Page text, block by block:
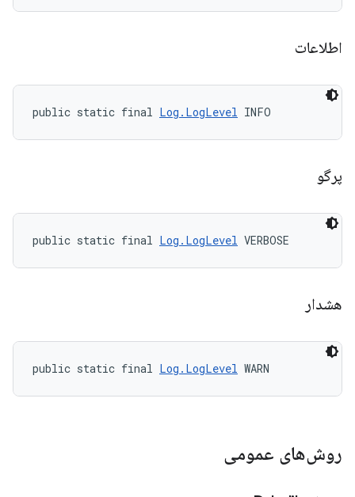
اطلاعات
public static final Log.LogLevel INFO
پرگو
public static final Log.LogLevel VERBOSE
هشدار
public static final Log.LogLevel WARN
روش‌های عمومی